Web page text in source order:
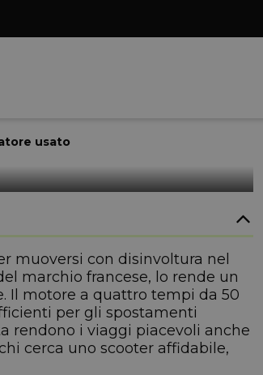
usato
muoversi con disinvoltura nel
marchio francese, lo rende un
Il motore a quattro tempi da 50
per gli spostamenti
rendono i viaggi piacevoli anche
cerca uno scooter affidabile,